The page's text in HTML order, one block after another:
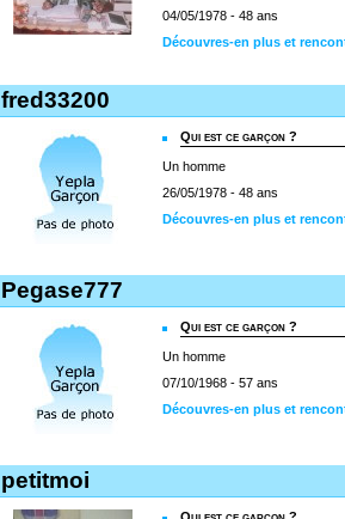
04/05/1978 - 48 ans
Découvres-en plus et
fred33200
Qui est ce garçon ?
Un homme
26/05/1978 - 48 ans
Découvres-en plus et
Pegase777
Qui est ce garçon ?
Un homme
07/10/1968 - 57 ans
Découvres-en plus et
petitmoi